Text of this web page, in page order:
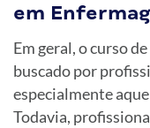
em
Em geral, o curso
buscado por
especialmente
Todavia,